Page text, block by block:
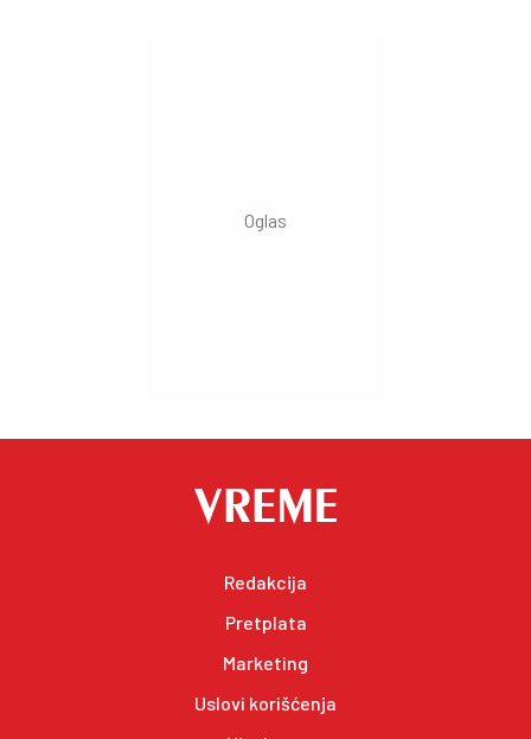
Redakcija
Pretplata
Marketing
Uslovi korišćenja